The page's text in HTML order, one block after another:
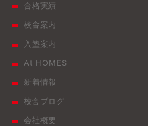
合格実績
校舎案内
入塾案内
At HOMES
新着情報
校舎ブログ
会社概要